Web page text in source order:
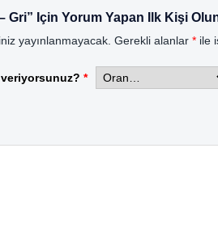
– Gri” Için Yorum Yapan Ilk Kişi
yayınlanmayacak. Gerekli alanlar * ile
veriyorsunuz? *